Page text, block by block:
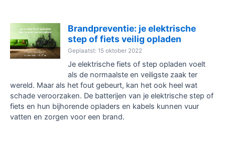
Brandpreventie: je elektrische
step of fiets veilig opladen
Geplaatst: 15 oktober 2022
Je elektrische fiets of step opladen voelt
als de normaalste en veiligste zaak ter
wereld. Maar als het fout gebeurt, kan het ook heel wat
schade veroorzaken. De batterijen van je elektrische step of
fiets en hun bijhorende opladers en kabels kunnen vuur
vatten en zorgen voor een brand.